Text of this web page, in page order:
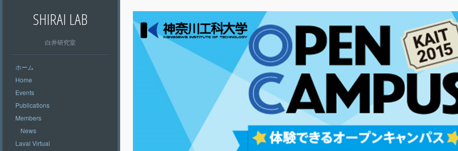
SHIRAI LAB
白井研究室
ホーム
Home
Events
Publications
Members
News
Laval Virtual